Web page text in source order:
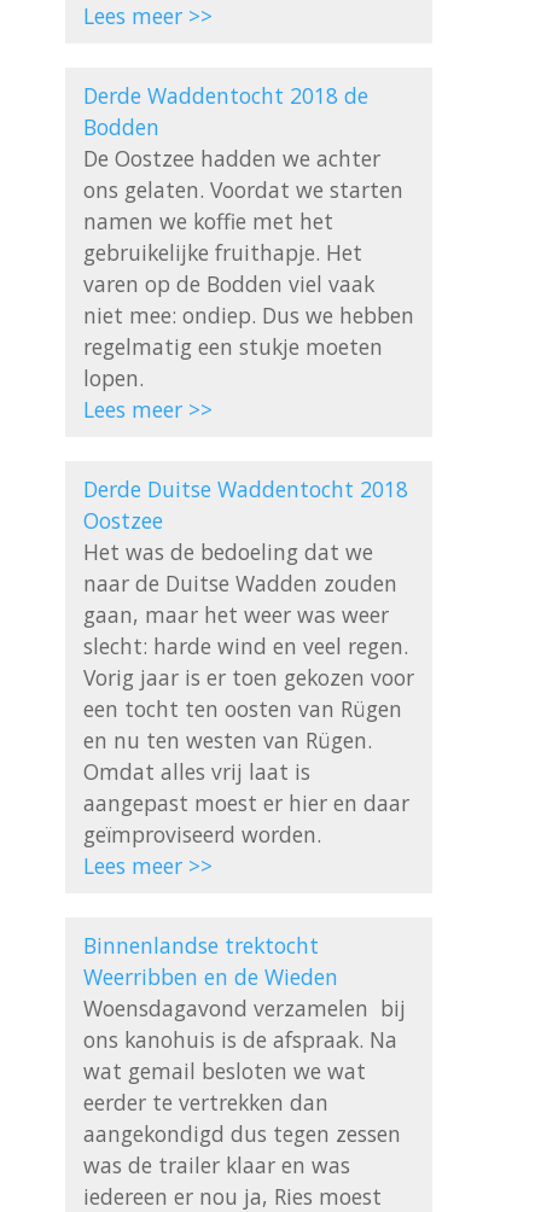
Lees meer >>
Derde Waddentocht 2018 de
Bodden
De Oostzee hadden we achter
ons gelaten. Voordat we starten
namen we koffie met het
gebruikelijke fruithapje. Het
varen op de Bodden viel vaak
niet mee: ondiep. Dus we hebben
regelmatig een stukje moeten
Lees meer >>
Derde Duitse Waddentocht 2018
Oostzee
Het was de bedoeling dat we
naar de Duitse Wadden zouden
gaan, maar het weer was weer
slecht: harde wind en veel regen.
Vorig jaar is er toen gekozen voor
een tocht ten oosten van Rügen
en nu ten westen van Rügen.
Omdat alles vrij laat is
aangepast moest er hier en daar
Lees meer >>
Binnenlandse trektocht
Weerribben en de Wieden
Woensdagavond verzamelen  bij
ons kanohuis is de afspraak. Na
wat gemail besloten we wat
eerder te vertrekken dan
aangekondigd dus tegen zessen
was de trailer klaar en was
iedereen er nou ja, Ries moest